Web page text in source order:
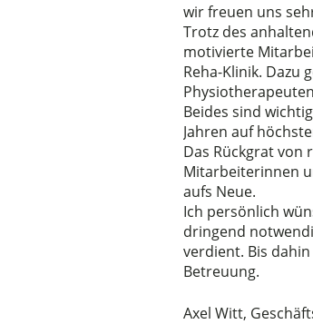
wir freuen uns
Trotz des
motivierte
Reha-Klinik. Dazu
Beides sind
Jahren auf
Das Rückgrat von
Mitarbeiterinnen
aufs Neue.
Ich persönlich
dringend
verdient. Bis
Betreuung.
Axel Witt,